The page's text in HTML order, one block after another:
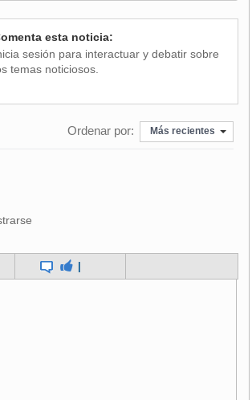
que ya estaba Vicente García-Huidobro,
rápidamente de la fractura de fémur que
fecha del Nacional modalidad Cross
domingo, los Superexpertos deberán
la categoría mayor, Superexpertos 250,
defensor Ricardo León perdió su
esta noticia:
sesión para interactuar y debatir sobre
temas noticiosos.
Ordenar por: Más recientes